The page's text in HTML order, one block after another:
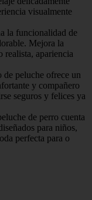
visualmente
la funcionalidad de
Mejora la
realista, apariencia
peluche ofrece un
y compañero
seguros y felices ya
de perro cuenta
para niños,
perfecta para o